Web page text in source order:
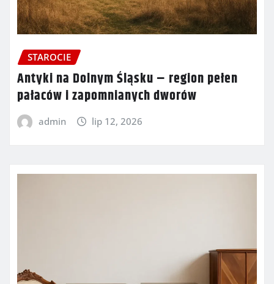
STAROCIE
Antyki na Dolnym Śląsku – region pełen
pałaców i zapomnianych dworów
admin lip 12, 2026